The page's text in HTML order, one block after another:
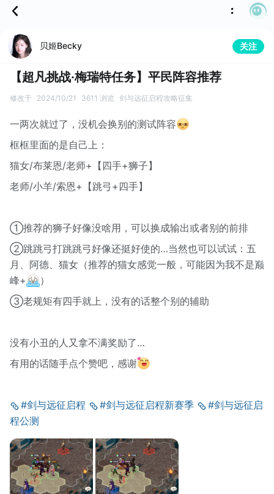
贝姬Becky 关注
【超凡挑战·梅瑞特任务】平民阵容推荐
修改于 2024/10/21 3611 浏览 剑与远征启程攻略征集
一两次就过了，没机会换别的测试阵容
框框里面的是自己上：
猫女/布莱恩/老师+【四手+狮子】
老师/小羊/索恩+【跳弓+四手】
①推荐的狮子好像没啥用，可以换成输出或者别的前排
②跳跳弓打跳跳弓好像还挺好使的…当然也可以试试：五
月、阿德、猫女（推荐的猫女感觉一般，可能因为我不是巅
峰+
）
③老规矩有四手就上，没有的话整个别的辅助
没有小丑的人又拿不满奖励了…
有用的话随手点个赞吧，感谢
#剑与远征启程 #剑与远征启程新赛季
#剑与远征启
程公测